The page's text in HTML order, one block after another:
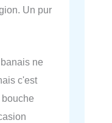
Un pur
ne
c'est